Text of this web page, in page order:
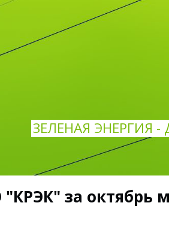
ЗЕЛЕНАЯ ЭНЕРГИЯ
за октябрь